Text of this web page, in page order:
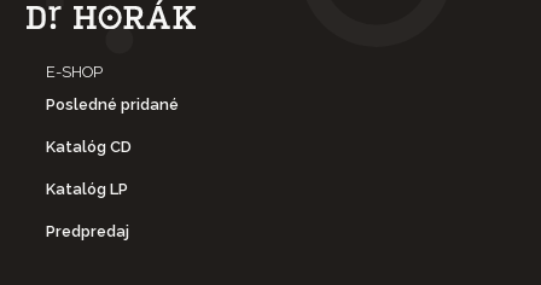
E-SHOP
Posledné pridané
Katalóg CD
Katalóg LP
Predpredaj